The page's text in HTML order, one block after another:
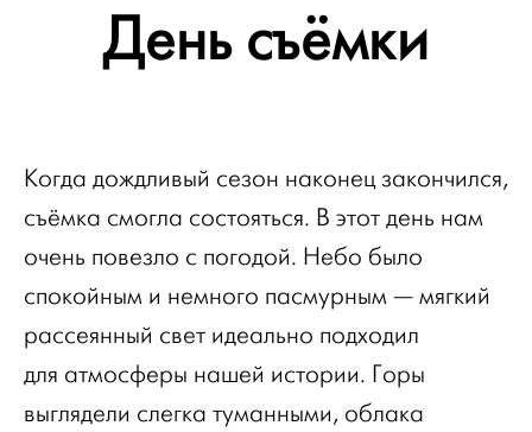
День съёмки
Когда дождливый сезон наконец закончился,
съёмка смогла состояться. В этот день нам
очень повезло с погодой. Небо было
спокойным и немного пасмурным — мягкий
рассеянный свет идеально подходил
для атмосферы нашей истории. Горы
выглядели слегка туманными, облака